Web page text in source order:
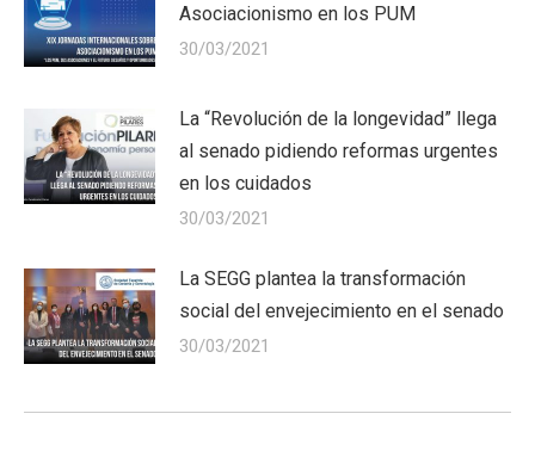
Asociacionismo en los PUM
30/03/2021
La “Revolución de la longevidad” llega
al senado pidiendo reformas urgentes
en los cuidados
30/03/2021
La SEGG plantea la transformación
social del envejecimiento en el senado
30/03/2021